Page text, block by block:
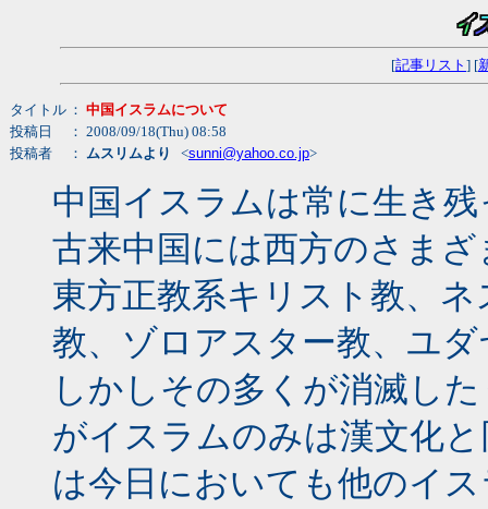
[記事リスト ] [
タイトル ： 中国イスラムについて
投稿日
： 2008/09/18(Thu) 08:58
投稿者
： ムスリムより <sunni@yahoo.co.jp>
中国イスラムは常に生き
古来中国には西方のさま
東方正教系キリスト教、
教、ゾロアスター教、ユ
しかしその多くが消滅し
がイスラムのみは漢文化
は今日においても他のイ